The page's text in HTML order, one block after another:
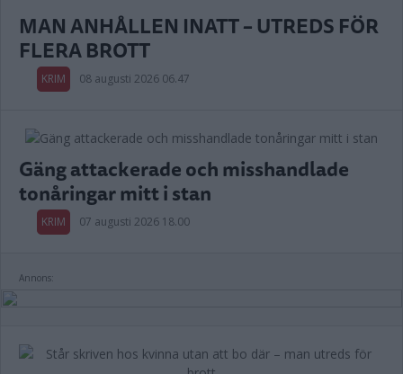
MAN ANHÅLLEN INATT – UTREDS FÖR
FLERA BROTT
KRIM 08 augusti 2026 06.47
Gäng attackerade och misshandlade
tonåringar mitt i stan
KRIM 07 augusti 2026 18.00
Annons: